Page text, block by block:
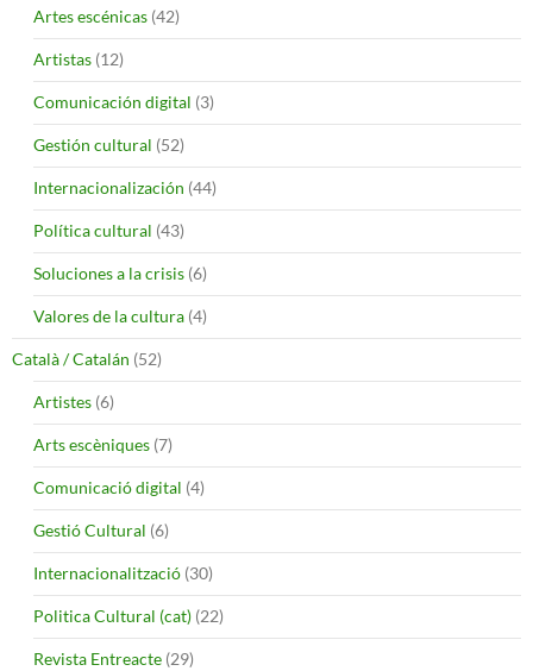
Artes escénicas (42)
Artistas (12)
Comunicación digital (3)
Gestión cultural (52)
Internacionalización (44)
Política cultural (43)
Soluciones a la crisis (6)
Valores de la cultura (4)
Català / Catalán (52)
Artistes (6)
Arts escèniques (7)
Comunicació digital (4)
Gestió Cultural (6)
Internacionalització (30)
Politica Cultural (cat) (22)
Revista Entreacte (29)